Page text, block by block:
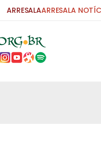
ARRESALAARRESALA
recebe o ex-
República